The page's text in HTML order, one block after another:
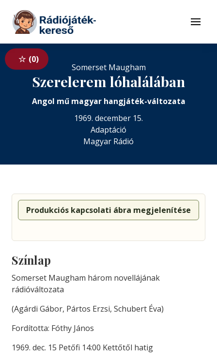
Tovább a tartalomhoz
Menü
0
Somerset Maugham
Szerelerem lóhalálában
Angol mű magyar hangjáték-változata
1969. december 15.
Adaptáció
Magyar Rádió
Produkciós kapcsolati ábra megjelenítése
Színlap
Somerset Maugham három novellájának
rádióváltozata
(Agárdi Gábor, Pártos Erzsi, Schubert Éva)
Fordította: Fóthy János
1969. dec. 15 Petőfi 14:00 Kettőtől hatig